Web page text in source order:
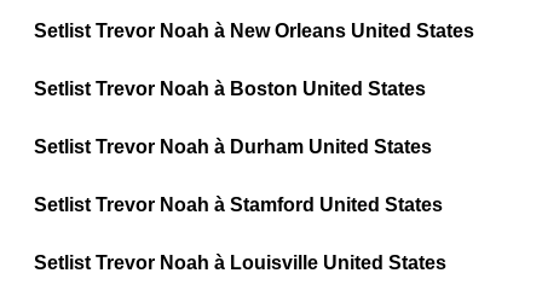
Setlist Trevor Noah à New Orleans United States
Setlist Trevor Noah à Boston United States
Setlist Trevor Noah à Durham United States
Setlist Trevor Noah à Stamford United States
Setlist Trevor Noah à Louisville United States